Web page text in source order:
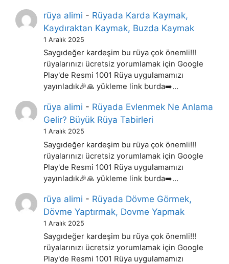
rüya alimi - Rüyada Karda Kaymak,
Kaydıraktan Kaymak, Buzda Kaymak
1 Aralık 2025
Saygıdeğer kardeşim bu rüya çok önemli!!!
rüyalarınızı ücretsiz yorumlamak için Google
Play'de Resmi 1001 Rüya uygulamamızı
yayınladık🎉🙏 yükleme link burda➡️…
rüya alimi - Rüyada Evlenmek Ne Anlama
Gelir? Büyük Rüya Tabirleri
1 Aralık 2025
Saygıdeğer kardeşim bu rüya çok önemli!!!
rüyalarınızı ücretsiz yorumlamak için Google
Play'de Resmi 1001 Rüya uygulamamızı
yayınladık🎉🙏 yükleme link burda➡️…
rüya alimi - Rüyada Dövme Görmek,
Dövme Yaptırmak, Dovme Yapmak
1 Aralık 2025
Saygıdeğer kardeşim bu rüya çok önemli!!!
rüyalarınızı ücretsiz yorumlamak için Google
Play'de Resmi 1001 Rüya uygulamamızı